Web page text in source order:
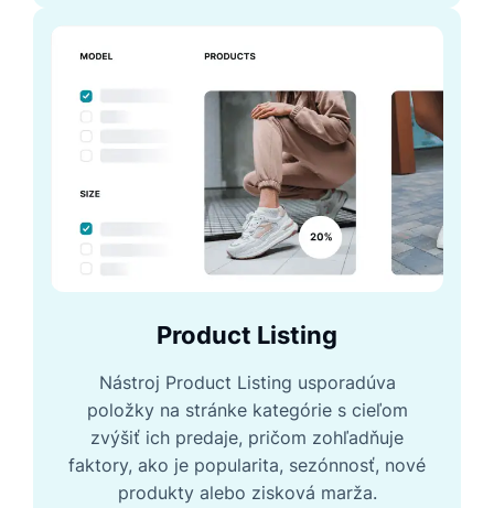
Product Listing
Nástroj Product Listing usporadúva
položky na stránke kategórie s cieľom
zvýšiť ich predaje, pričom zohľadňuje
faktory, ako je popularita, sezónnosť, nové
produkty alebo zisková marža.